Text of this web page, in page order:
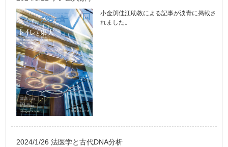
小金渕佳江助教による記事が淡青に掲載さ
れました。
2024/1/26 法医学と古代DNA分析